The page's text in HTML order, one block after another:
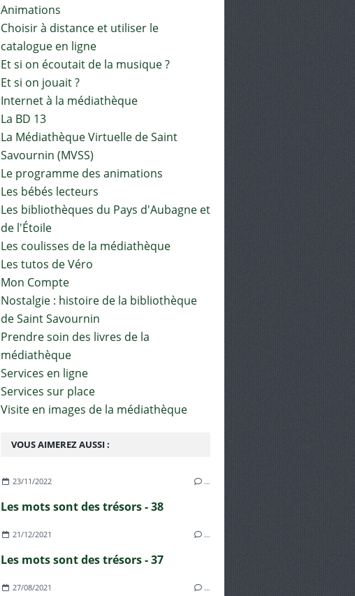
VOUS AIMEREZ AUSSI :
23/11/2022 …
Les mots sont des trésors - 38
21/12/2021 …
Les mots sont des trésors - 37
27/08/2021 …
Animations
Choisir à distance et utiliser le
catalogue en ligne
Et si on écoutait de la musique ?
Et si on jouait ?
Internet à la médiathèque
La BD 13
La Médiathèque Virtuelle de Saint
Savournin (MVSS)
Le programme des animations
Les bébés lecteurs
Les bibliothèques du Pays d'Aubagne et
de l'Étoile
Les coulisses de la médiathèque
Les tutos de Véro
Mon Compte
Nostalgie : histoire de la bibliothèque
de Saint Savournin
Prendre soin des livres de la
médiathèque
Services en ligne
Services sur place
Visite en images de la médiathèque